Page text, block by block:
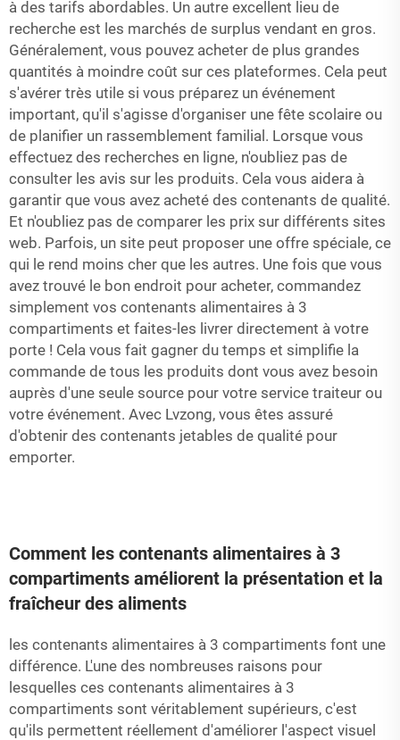
à des tarifs abordables. Un autre excellent lieu de
recherche est les marchés de surplus vendant en gros.
Généralement, vous pouvez acheter de plus grandes
quantités à moindre coût sur ces plateformes. Cela peut
s'avérer très utile si vous préparez un événement
important, qu'il s'agisse d'organiser une fête scolaire ou
de planifier un rassemblement familial. Lorsque vous
effectuez des recherches en ligne, n'oubliez pas de
consulter les avis sur les produits. Cela vous aidera à
garantir que vous avez acheté des contenants de qualité.
Et n'oubliez pas de comparer les prix sur différents sites
web. Parfois, un site peut proposer une offre spéciale, ce
qui le rend moins cher que les autres. Une fois que vous
avez trouvé le bon endroit pour acheter, commandez
simplement vos contenants alimentaires à 3
compartiments et faites-les livrer directement à votre
porte ! Cela vous fait gagner du temps et simplifie la
commande de tous les produits dont vous avez besoin
auprès d'une seule source pour votre service traiteur ou
votre événement. Avec Lvzong, vous êtes assuré
d'obtenir des contenants jetables de qualité pour
emporter.
Comment les contenants alimentaires à 3
compartiments améliorent la présentation et la
fraîcheur des aliments
les contenants alimentaires à 3 compartiments font une
différence. L'une des nombreuses raisons pour
lesquelles ces contenants alimentaires à 3
compartiments sont véritablement supérieurs, c'est
qu'ils permettent réellement d'améliorer l'aspect visuel